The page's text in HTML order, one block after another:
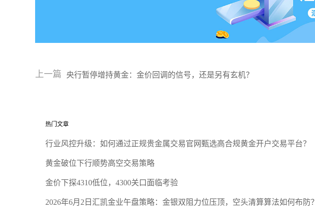
上一篇 央行暂停增持黄金：金价回调的信号，还是另有玄机？
热门文章
行业风控升级：如何通过正规贵金属交易官网甄选高合规黄金开户交易平台？
黄金破位下行顺势高空交易策略
金价下探4310低位，4300关口面临考验
2026年6月2日汇凯金业午盘策略：金银双阻力位压顶，空头清算算法如何布防？